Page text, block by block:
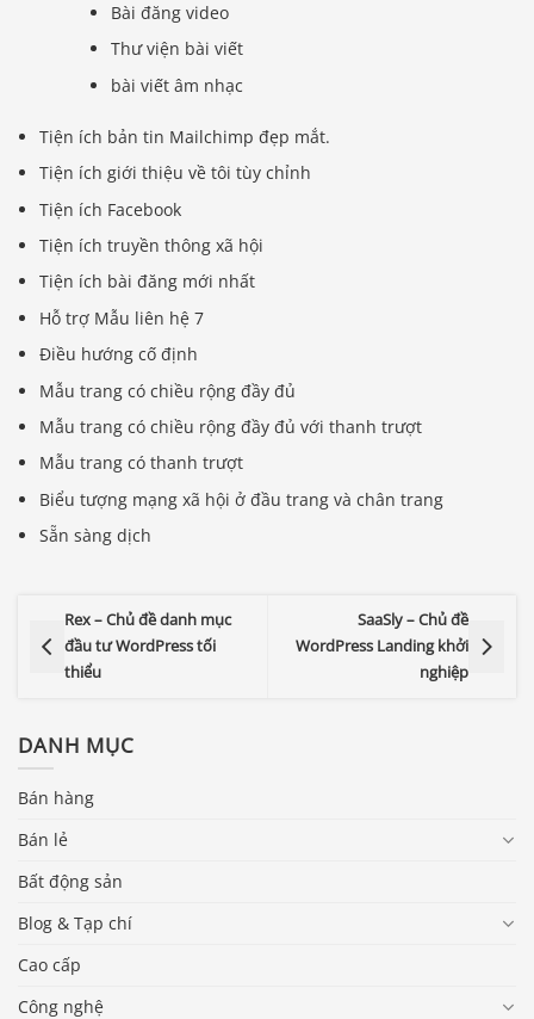
Bài đăng video
Thư viện bài viết
bài viết âm nhạc
Tiện ích bản tin Mailchimp đẹp mắt.
Tiện ích giới thiệu về tôi tùy chỉnh
Tiện ích Facebook
Tiện ích truyền thông xã hội
Tiện ích bài đăng mới nhất
Hỗ trợ Mẫu liên hệ 7
Điều hướng cố định
Mẫu trang có chiều rộng đầy đủ
Mẫu trang có chiều rộng đầy đủ với thanh trượt
Mẫu trang có thanh trượt
Biểu tượng mạng xã hội ở đầu trang và chân trang
Sẵn sàng dịch
Rex – Chủ đề danh mục
đầu tư WordPress tối
thiểu
SaaSly – Chủ đề
WordPress Landing khởi
nghiệp
DANH MỤC
Bán hàng
Bán lẻ
Bất động sản
Blog & Tạp chí
Cao cấp
Công nghệ